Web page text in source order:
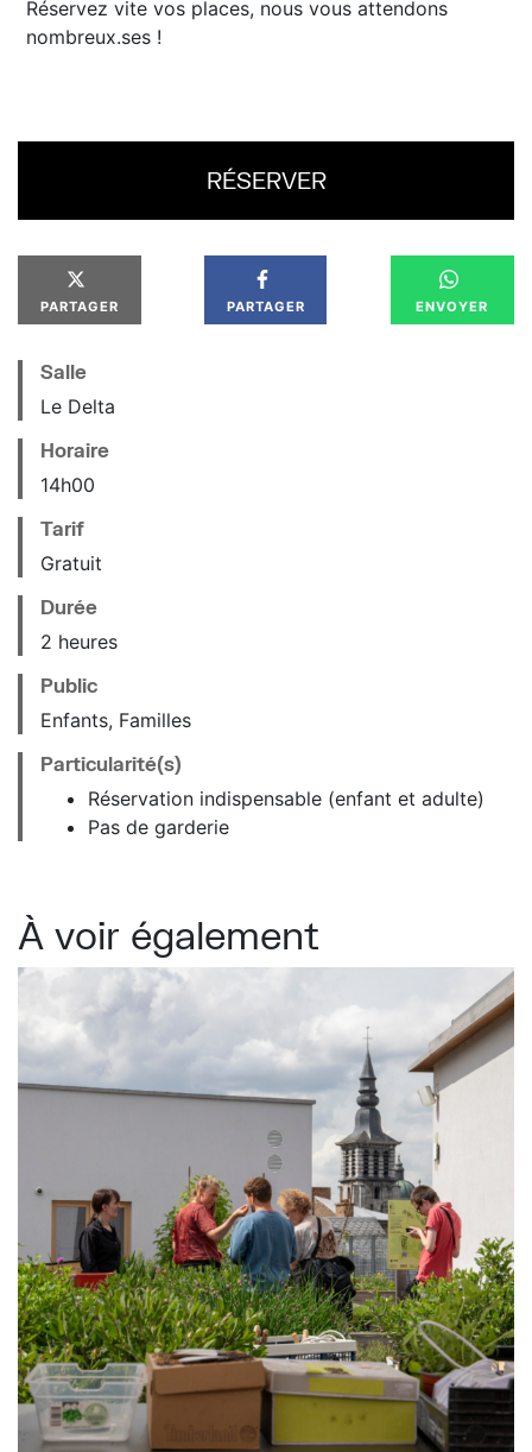
Réservez vite vos places, nous vous attendons
nombreux.ses !
RÉSERVER
PARTAGER PARTAGER ENVOYER
Salle
Le Delta
Horaire
14h00
Tarif
Gratuit
Durée
2 heures
Public
Enfants, Familles
Particularité(s)
Réservation indispensable (enfant et adulte)
Pas de garderie
À voir également